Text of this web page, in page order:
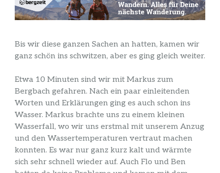
Bis wir diese ganzen Sachen an hatten, kamen wir
ganz schön ins schwitzen, aber es ging gleich weiter.
Etwa 10 Minuten sind wir mit Markus zum
Bergbach gefahren. Nach ein paar einleitenden
Worten und Erklärungen ging es auch schon ins
Wasser. Markus brachte uns zu einem kleinen
Wasserfall, wo wir uns erstmal mit unserem Anzug
und den Wassertemperaturen vertraut machen
konnten. Es war nur ganz kurz kalt und wärmte
sich sehr schnell wieder auf. Auch Flo und Ben